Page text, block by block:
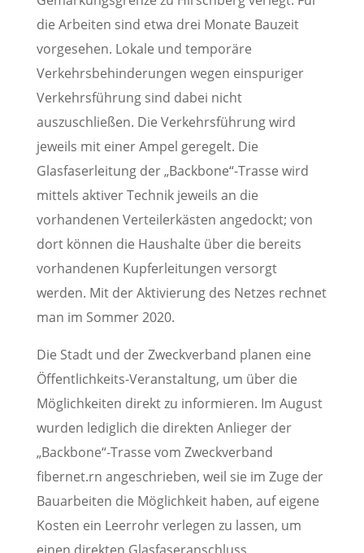
die Arbeiten sind etwa drei Monate Bauzeit
vorgesehen. Lokale und temporäre
Verkehrsbehinderungen wegen einspuriger
Verkehrsführung sind dabei nicht
auszuschließen. Die Verkehrsführung wird
jeweils mit einer Ampel geregelt. Die
Glasfaserleitung der „Backbone“-Trasse wird
mittels aktiver Technik jeweils an die
vorhandenen Verteilerkästen angedockt; von
dort können die Haushalte über die bereits
vorhandenen Kupferleitungen versorgt
werden. Mit der Aktivierung des Netzes rechnet
man im Sommer 2020.
Die Stadt und der Zweckverband planen eine
Öffentlichkeits-Veranstaltung, um über die
Möglichkeiten direkt zu informieren. Im August
wurden lediglich die direkten Anlieger der
„Backbone“-Trasse vom Zweckverband
fibernet.rn angeschrieben, weil sie im Zuge der
Bauarbeiten die Möglichkeit haben, auf eigene
Kosten ein Leerrohr verlegen zu lassen, um